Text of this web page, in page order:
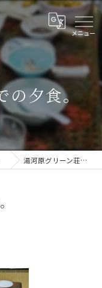
夕食。
湯河原グリーン荘での夕食。